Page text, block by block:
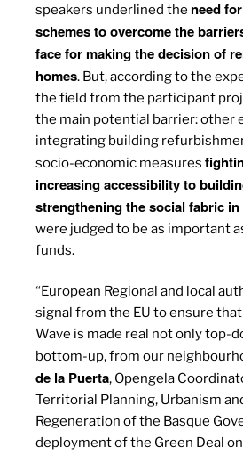
speakers underlined the need
schemes to overcome the
face for making the decision of
homes. But, according to the
the field from the participant
the main potential barrier: other
integrating building
socio-economic measures
increasing accessibility to
strengthening the social fabric
were judged to be as important
funds.
“European Regional and local
signal from the EU to ensure
Wave is made real not only top-
bottom-up, from our
de la Puerta, Opengela
Territorial Planning, Urbanism
Regeneration of the Basque
deployment of the Green Deal on